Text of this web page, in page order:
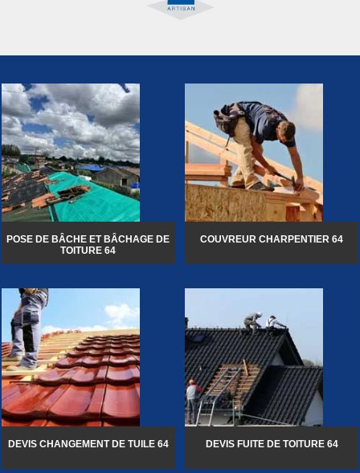
POSE DE BÂCHE ET BÂCHAGE DE
TOITURE 64
COUVREUR CHARPENTIER 64
DEVIS CHANGEMENT DE TUILE 64 DEVIS FUITE DE TOITURE 64